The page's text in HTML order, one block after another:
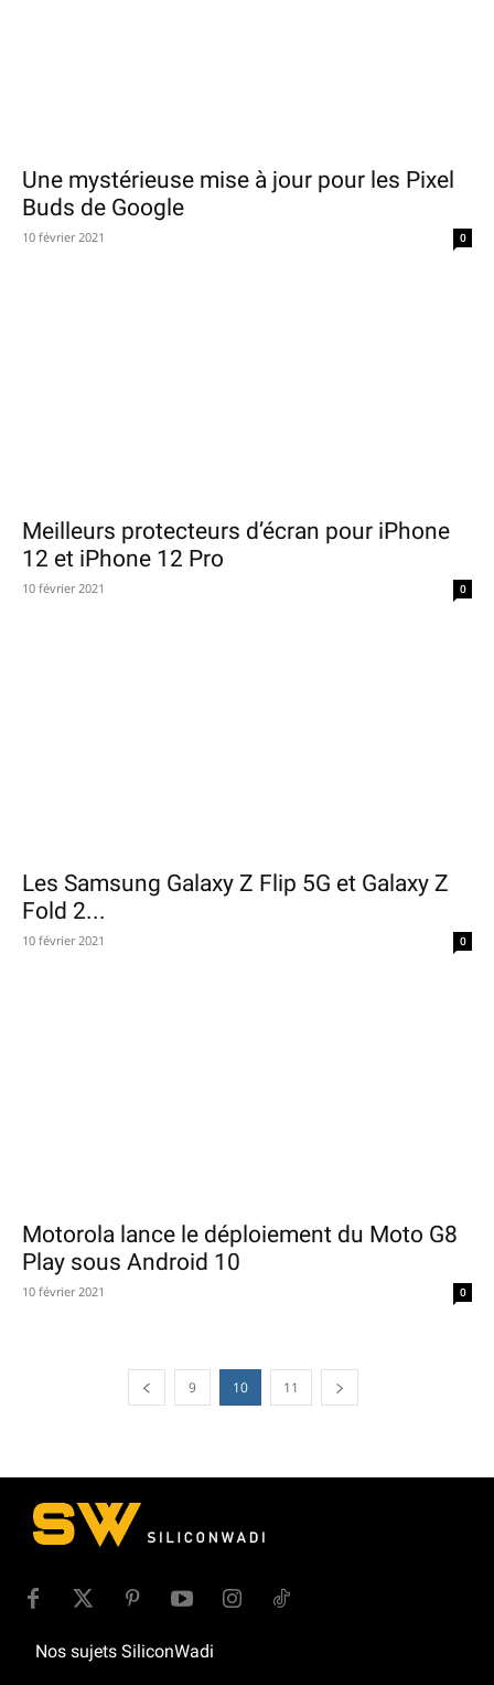
Une mystérieuse mise à jour pour les Pixel
Buds de Google
10 février 2021 0
Meilleurs protecteurs d’écran pour iPhone
12 et iPhone 12 Pro
10 février 2021 0
Les Samsung Galaxy Z Flip 5G et Galaxy Z
Fold 2...
10 février 2021 0
Motorola lance le déploiement du Moto G8
Play sous Android 10
10 février 2021 0
9 10 11
Nos sujets SiliconWadi